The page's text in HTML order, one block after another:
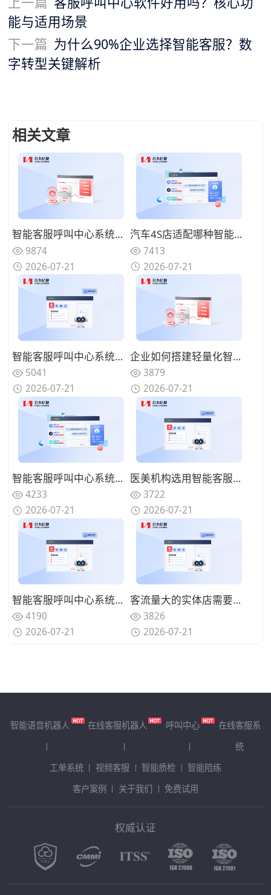
能与适用场景
下一篇 为什么90%企业选择智能客服？数
字转型关键解析
相关文章
智能客服呼叫中心系统如何减少人工坐席压力？过滤重复性咨询问题
9874
2026-07-21
汽车4S店适配哪种智能客服呼叫中心系统？处理保养维修咨询来电
7413
2026-07-21
智能客服呼叫中心系统能否自动统计来电数据？梳理客户咨询热点
5041
2026-07-21
企业如何搭建轻量化智能客服呼叫中心系统？快速落地上线使用
3879
2026-07-21
智能客服呼叫中心系统支持文字语音同步接待吗？覆盖多渠道访客
4233
2026-07-21
医美机构选用智能客服呼叫中心系统有哪些优势？规范咨询沟通话术
3722
2026-07-21
智能客服呼叫中心系统怎么同步客户历史记录？客服沟通更连贯
4190
2026-07-21
客流量大的实体店需要智能客服呼叫中心系统吗？分流简单咨询来电
3826
2026-07-21
智能语音机器人 在线客服机器人 呼叫中心
在线客服系
统
工单系统
视频客服 智能质检
智能陪练
客户案例
关于我们 免费试用
权威认证